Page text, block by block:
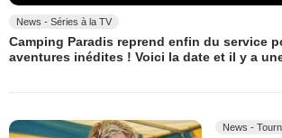
News - Séries à la TV
Camping Paradis reprend enfin du service
aventures inédites ! Voici la date et il y a
News -